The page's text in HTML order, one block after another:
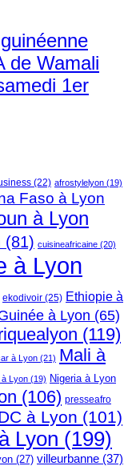
Wamali
1er
(22) afrostylelyon (19)
Faso à Lyon
à Lyon
(81) cuisineafricaine (20)
à Lyon
ekodivoir (25) Ethiopie à
à Lyon (65)
(119)
à Lyon (21) Mali à
à Lyon (19) Nigeria à Lyon
(106) presseafro
à Lyon (101)
Lyon (199)
(27) villeurbanne (37)